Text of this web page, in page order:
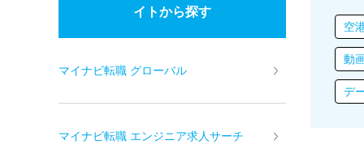
イトから探す
マイナビ転職 グローバル
マイナビ転職 エンジニア求人サーチ
空
動
デ